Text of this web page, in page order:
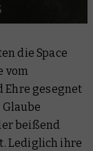
die Space
vom
Ehre gesegnet
beißend
Lediglich ihre